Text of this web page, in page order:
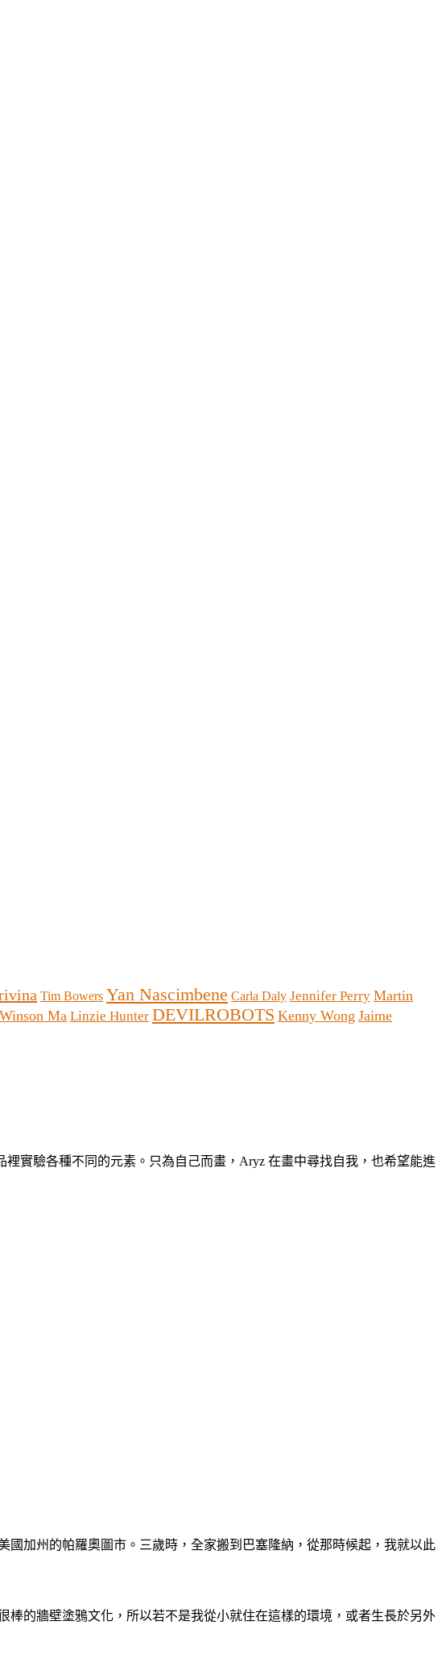
Tim Bowers Yan Nascimbene Carla Daly Jennifer Perry Martin
Winson Ma Linzie Hunter DEVILROBOTS Kenny Wong Jaime
實驗各種不同的元素。只為自己而畫，Aryz 在畫中尋找自我，也希望能進
加州的帕羅奧圖市。三歲時，全家搬到巴塞隆納，從那時候起，我就以此
的牆壁塗鴉文化，所以若不是我從小就住在這樣的環境，或者生長於另外